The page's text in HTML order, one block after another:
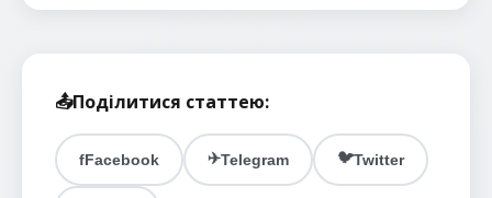
📤Поділитися статтею:
fFacebook ✈️Telegram 🐦Twitter